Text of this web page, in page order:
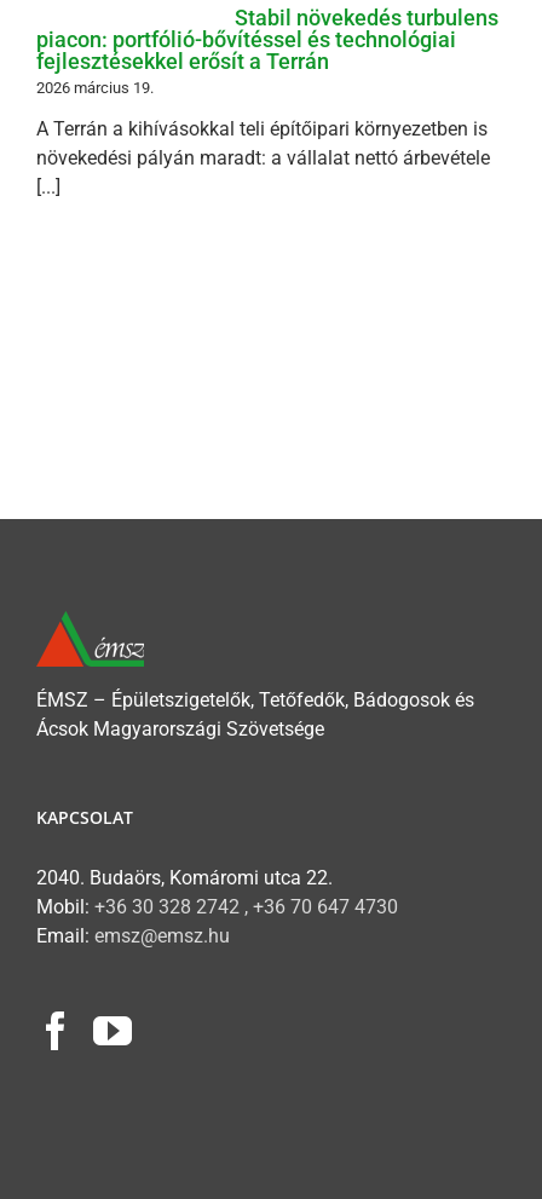
Stabil növekedés turbulens
piacon: portfólió-bővítéssel és technológiai
fejlesztésekkel erősít a Terrán
2026 március 19.
A Terrán a kihívásokkal teli építőipari környezetben is
növekedési pályán maradt: a vállalat nettó árbevétele
[...]
ÉMSZ – Épületszigetelők, Tetőfedők, Bádogosok és
Ácsok Magyarországi Szövetsége
KAPCSOLAT
2040. Budaörs, Komáromi utca 22.
Mobil: +36 30 328 2742 , +36 70 647 4730
Email: emsz@emsz.hu